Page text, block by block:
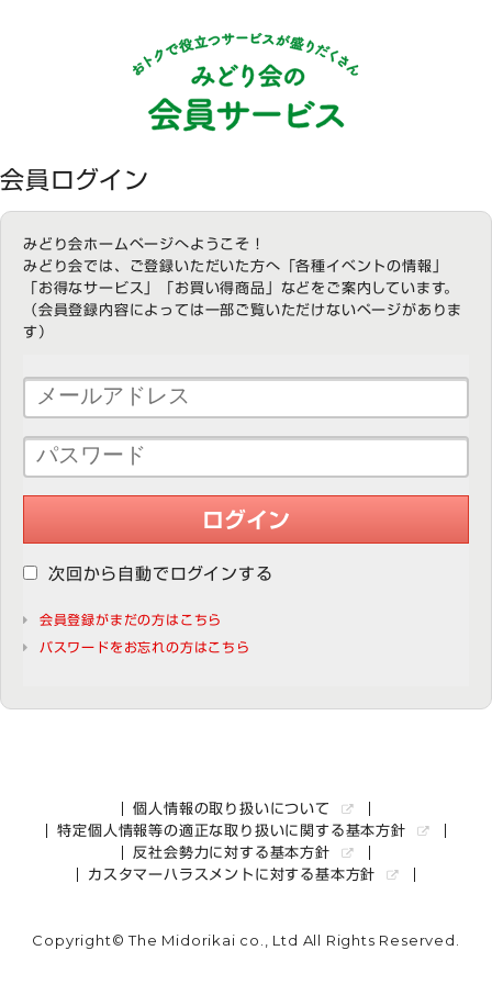
会員ログイン
みどり会ホームページへようこそ！
みどり会では、ご登録いただいた方へ「各種イベントの情報」
「お得なサービス」「お買い得商品」などをご案内しています。
（会員登録内容によっては一部ご覧いただけないページがありま
す）
ログイン
次回から自動でログインする
会員登録がまだの方はこちら
パスワードをお忘れの方はこちら
個人情報の取り扱いについて
特定個人情報等の適正な取り扱いに関する基本方針
反社会勢力に対する基本方針
カスタマーハラスメントに対する基本方針
Copyright© The Midorikai co., Ltd All Rights Reserved.